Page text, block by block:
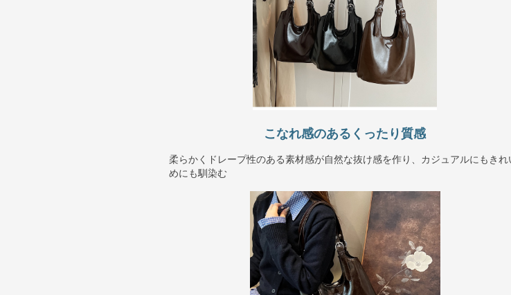
こなれ感のあるくったり質感
柔らかくドレープ性のある素材感が自然な抜け感を作り、カジュアルにもきれ
めにも馴染む